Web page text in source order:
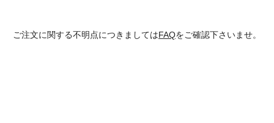
ご注文に関する不明点につきましてはFAQをご確認下さいませ。